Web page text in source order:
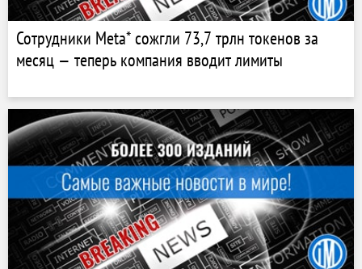
Сотрудники Meta* сожгли 73,7 трлн токенов за
месяц — теперь компания вводит лимиты